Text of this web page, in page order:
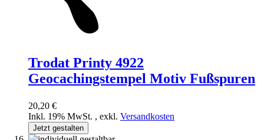
Trodat Printy 4922
Geocachingstempel Motiv Fußspuren
20,20 €
Inkl. 19% MwSt. , exkl. Versandkosten
Jetzt gestalten